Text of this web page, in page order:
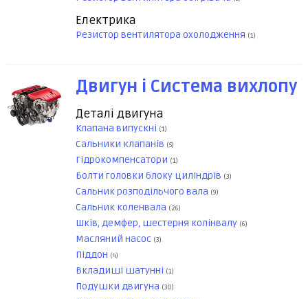
Електрика
Резистор вентилятора охолодження (1)
Двигун і Система вихлопу
Деталі двигуна
Клапана випускні (1)
Сальники клапанів (5)
Гідрокомпенсатори (1)
Болти головки блоку циліндрів (3)
Сальник розподільчого вала (9)
Сальник коленвала (26)
Шків, демфер, шестерня колінвалу (6)
Масляний насос (3)
Піддон (4)
Вкладиші шатунні (1)
Подушки двигуна (30)